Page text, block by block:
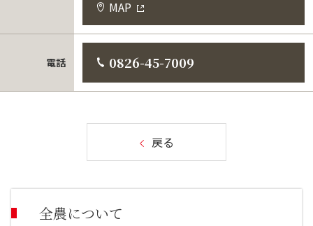
MAP
電話 0826-45-7009
戻る
全農について